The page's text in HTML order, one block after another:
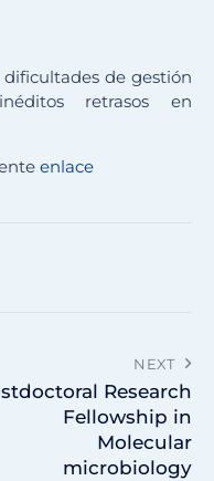
de gestión
retrasos en
enlace
NEXT
Research
Fellowship in
Molecular
microbiology